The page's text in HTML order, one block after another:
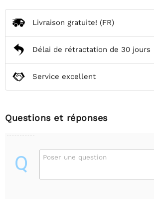
Livraison gratuite! (FR)
Délai de rétractation de 30 jours
Service excellent
Questions et réponses
Q Poser une question